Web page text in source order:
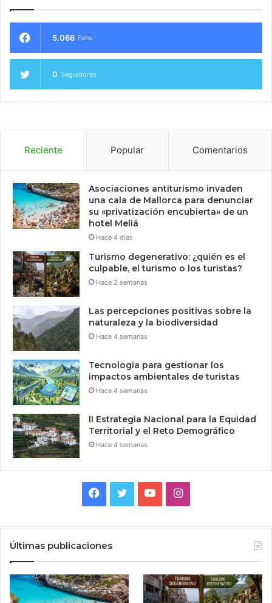
5.066 Fans
0 Seguidores
Reciente Popular Comentarios
Asociaciones antiturismo invaden
una cala de Mallorca para denunciar
su «privatización encubierta» de un
hotel Meliá
Hace 4 días
Turismo degenerativo: ¿quién es el
culpable, el turismo o los turistas?
Hace 2 semanas
Las percepciones positivas sobre la
naturaleza y la biodiversidad
Hace 4 semanas
Tecnologia para gestionar los
impactos ambientales de turistas
Hace 4 semanas
II Estrategia Nacional para la Equidad
Territorial y el Reto Demográfico
Hace 4 semanas
Facebook
TwitterYouTubeInstagram
Últimas publicaciones